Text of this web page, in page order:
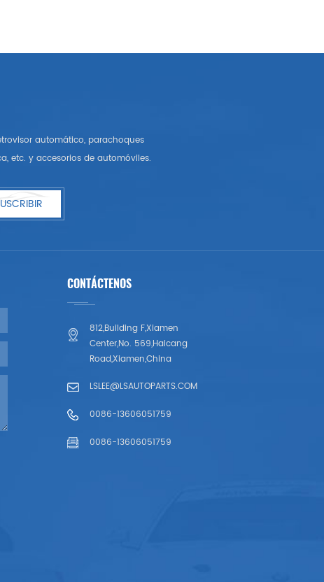
automático, parachoques
etc. y accesorios de automóviles.
CONTÁCTENOS
812,Building F,Xiamen
Center,No. 569,Haicang
Road,Xiamen,China
LSLEE@LSAUTOPARTS.COM
0086-13606051759
0086-13606051759